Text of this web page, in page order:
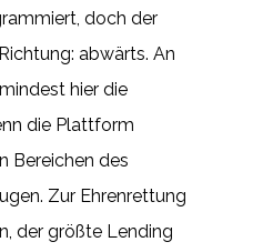
doch der
abwärts. An
hier die
die Plattform
Bereichen des
Zur Ehrenrettung
der größte Lending